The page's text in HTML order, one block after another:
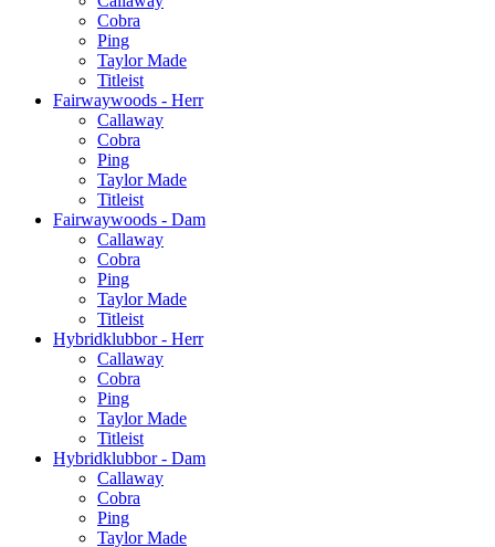
Cobra
Ping
Taylor Made
Titleist
Fairwaywoods - Herr
Callaway
Cobra
Ping
Taylor Made
Titleist
Fairwaywoods - Dam
Callaway
Cobra
Ping
Taylor Made
Titleist
Hybridklubbor - Herr
Callaway
Cobra
Ping
Taylor Made
Titleist
Hybridklubbor - Dam
Callaway
Cobra
Ping
Taylor Made